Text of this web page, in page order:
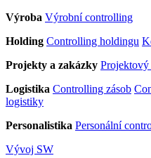
Výroba Výrobní controlling
Holding Controlling holdingu
Projekty a zakázky
Logistika Controlling zásob
logistiky
Personalistika Personální
Vývoj SW